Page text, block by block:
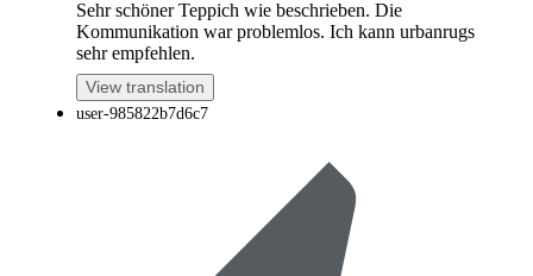
Sehr schöner Teppich wie beschrieben. Die
Kommunikation war problemlos. Ich kann urbanrugs
sehr empfehlen.
View translation
user-985822b7d6c7